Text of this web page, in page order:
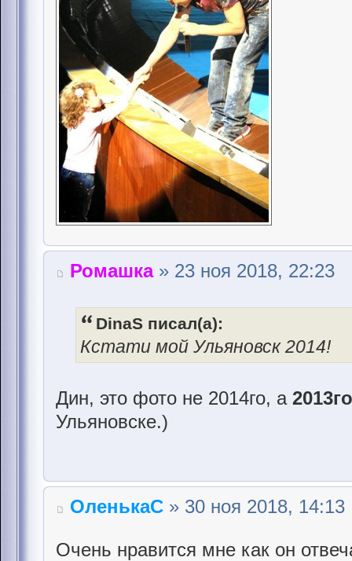
Ромашка» 23 ноя 2018, 22:23
DinaS писал(а):
Кстати мой Ульяновск 2014!
Дин, это фото не 2014го, а 2013го
Ульяновске.)
ОленькаС » 30 ноя 2018, 14:13
Очень нравится мне как он